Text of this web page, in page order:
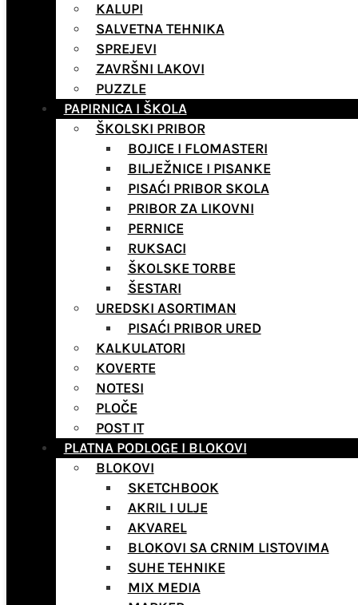
KALUPI
SALVETNA TEHNIKA
SPREJEVI
ZAVRŠNI LAKOVI
PUZZLE
PAPIRNICA I ŠKOLA
ŠKOLSKI PRIBOR
BOJICE I FLOMASTERI
BILJEŽNICE I PISANKE
PISAĆI PRIBOR SKOLA
PRIBOR ZA LIKOVNI
PERNICE
RUKSACI
ŠKOLSKE TORBE
ŠESTARI
UREDSKI ASORTIMAN
PISAĆI PRIBOR URED
KALKULATORI
KOVERTE
NOTESI
PLOČE
POST IT
PLATNA PODLOGE I BLOKOVI
BLOKOVI
SKETCHBOOK
AKRIL I ULJE
AKVAREL
BLOKOVI SA CRNIM LISTOVIMA
SUHE TEHNIKE
MIX MEDIA